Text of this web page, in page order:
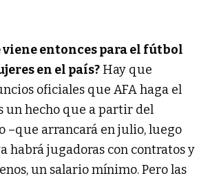
viene entonces para el fútbol
en el país? Hay que
oficiales que AFA haga el
un hecho que a partir del
–que arrancará en julio, luego
habrá jugadoras con contratos y
un salario mínimo. Pero las